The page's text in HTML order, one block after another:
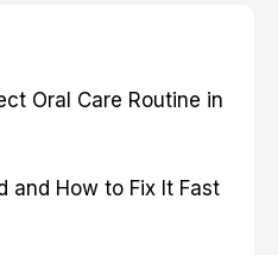
Oral Care Routine in
and How to Fix It Fast